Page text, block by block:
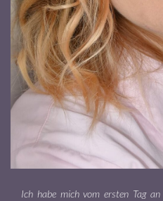
Ich habe mich vom ersten Tag